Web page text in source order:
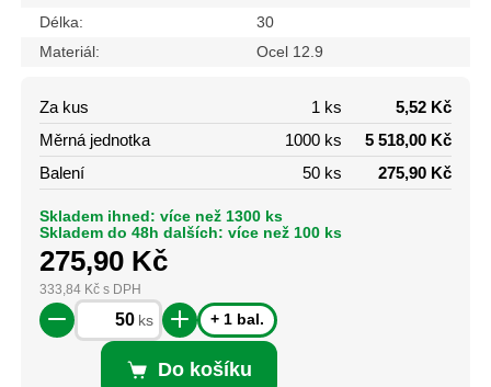
Délka:
30
Materiál:
Ocel 12.9
Za kus 1 ks
5,52 Kč
Měrná jednotka
1000 ks
5 518,00 Kč
Balení
50 ks 275,90 Kč
Skladem ihned: více než 1300 ks
Skladem do 48h dalších: více než 100 ks
275,90 Kč
333,84 Kčs DPH
ks + 1 bal.
Do košíku